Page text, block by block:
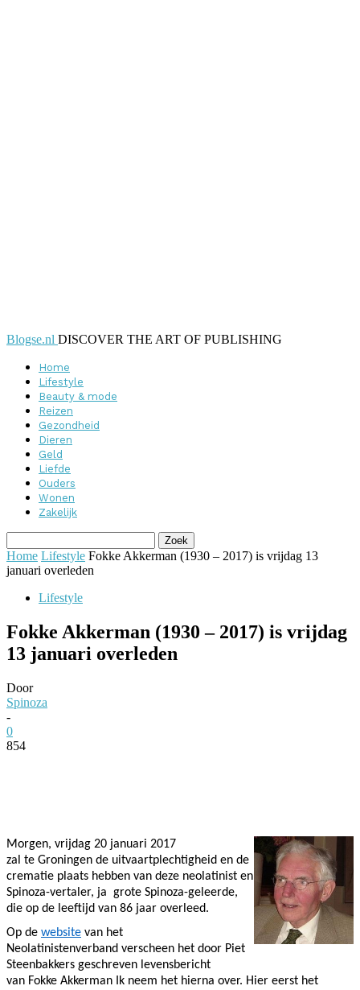
Blogse.nl DISCOVER THE ART OF PUBLISHING
Home
Lifestyle
Beauty & mode
Reizen
Gezondheid
Dieren
Geld
Liefde
Ouders
Wonen
Zakelijk
Home Lifestyle Fokke Akkerman (1930 – 2017) is vrijdag 13
januari overleden
Lifestyle
Fokke Akkerman (1930 – 2017) is vrijdag
13 januari overleden
Door
Spinoza
-
0
854
Morgen, vrijdag 20 januari 2017
zal te Groningen de uitvaartplechtigheid en de
crematie plaats hebben van deze neolatinist en
Spinoza-vertaler, ja grote Spinoza-geleerde,
die op de leeftijd van 86 jaar overleed.
Op de website van het
Neolatinistenverband verscheen het door Piet
Steenbakkers geschreven levensbericht
van Fokke Akkerman Ik neem het hierna over. Hier eerst het